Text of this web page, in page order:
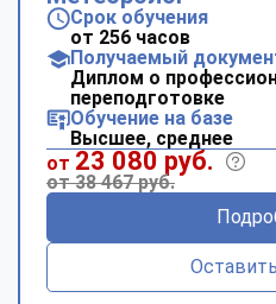
Срок обучения
от 256 часов
Получаемый
Диплом о
переподготовке
Обучение на базе
Высшее, среднее
от 23 080 руб.
от 38 467 руб.